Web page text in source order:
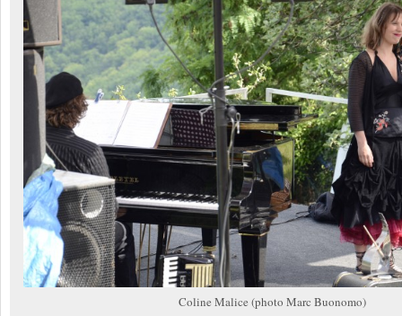
Coline Malice (photo Marc Buonomo)